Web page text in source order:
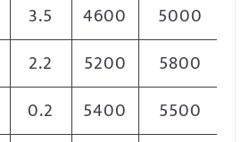
3.5 4600 5000
2.2 5200 5800
0.2 5400 5500